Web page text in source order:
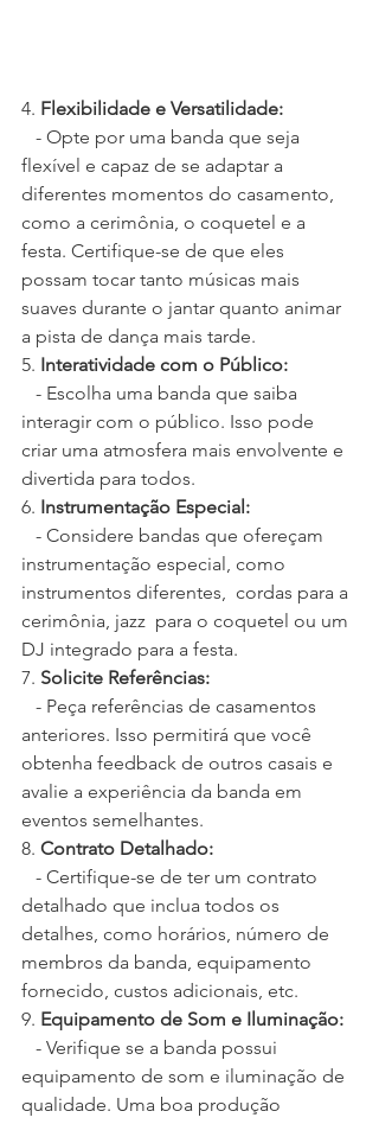
4. Flexibilidade e Versatilidade:
flexível e capaz de se adaptar a
diferentes momentos do casamento,
como a cerimônia, o coquetel e a
festa. Certifique-se de que eles
possam tocar tanto músicas mais
suaves durante o jantar quanto animar
a pista de dança mais tarde.
5. Interatividade com o Público:
interagir com o público. Isso pode
criar uma atmosfera mais envolvente e
divertida para todos.
6. Instrumentação Especial:
instrumentação especial, como
instrumentos diferentes,  cordas para a
cerimônia, jazz  para o coquetel ou um
DJ integrado para a festa.
7. Solicite Referências:
anteriores. Isso permitirá que você
obtenha feedback de outros casais e
avalie a experiência da banda em
eventos semelhantes.
8. Contrato Detalhado:
detalhado que inclua todos os
detalhes, como horários, número de
membros da banda, equipamento
fornecido, custos adicionais, etc.
9. Equipamento de Som e Iluminação:
equipamento de som e iluminação de
qualidade. Uma boa produção